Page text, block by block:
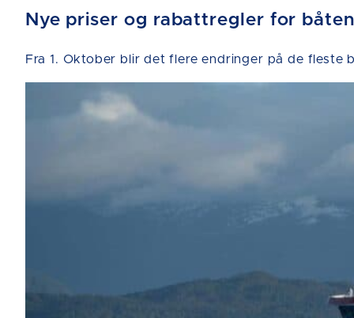
Nye priser og rabattregler for
Fra 1. Oktober blir det flere endringer på de